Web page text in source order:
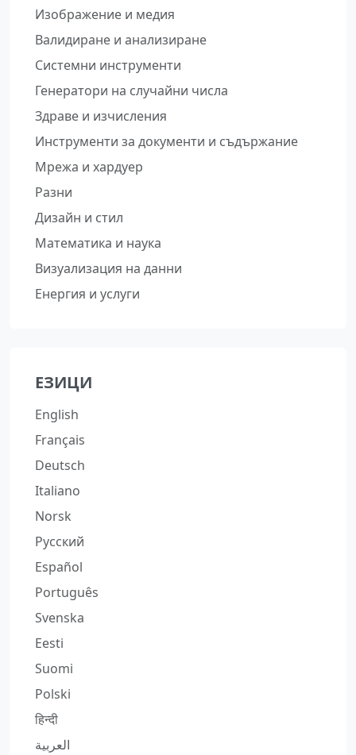
Изображение и медия
Валидиране и анализиране
Системни инструменти
Генератори на случайни числа
Здраве и изчисления
Инструменти за документи и съдържание
Мрежа и хардуер
Разни
Дизайн и стил
Математика и наука
Визуализация на данни
Енергия и услуги
ЕЗИЦИ
English
Français
Deutsch
Italiano
Norsk
Русский
Español
Português
Svenska
Eesti
Suomi
Polski
हिन्दी
العربية